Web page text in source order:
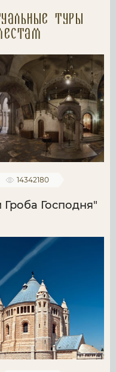
туры
14342180
Господня"